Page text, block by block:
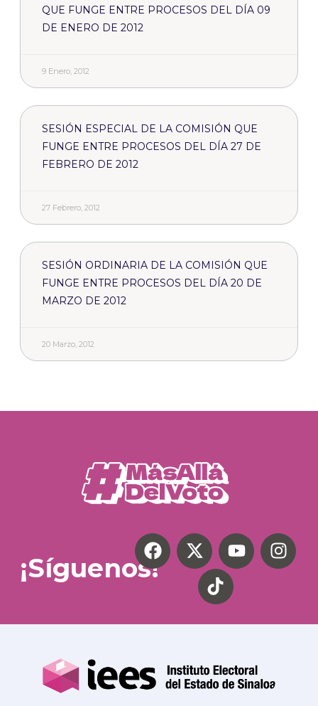
QUE FUNGE ENTRE PROCESOS DEL DÍA 09
DE ENERO DE 2012
9 Enero, 2012
SESIÓN ESPECIAL DE LA COMISIÓN QUE
FUNGE ENTRE PROCESOS DEL DÍA 27 DE
FEBRERO DE 2012
27 Febrero, 2012
SESIÓN ORDINARIA DE LA COMISIÓN QUE
FUNGE ENTRE PROCESOS DEL DÍA 20 DE
MARZO DE 2012
20 Marzo, 2012
¡Síguenos!